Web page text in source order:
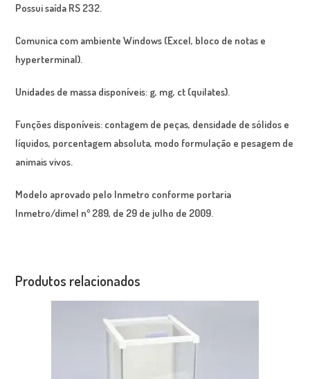
Possui saída RS 232.
Comunica com ambiente Windows (Excel, bloco de notas e
hyperterminal).
Unidades de massa disponíveis: g, mg, ct (quilates).
Funções disponíveis: contagem de peças, densidade de sólidos e
líquidos, porcentagem absoluta, modo formulação e pesagem de
animais vivos.
Modelo aprovado pelo Inmetro conforme portaria
Inmetro/dimel nº 289, de 29 de julho de 2009.
Produtos relacionados